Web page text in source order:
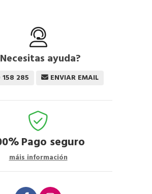
ayuda?
285 ENVIAR EMAIL
Pago seguro
máis información